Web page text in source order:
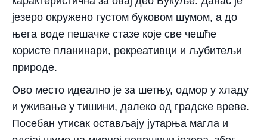
језеро окружено густом буковом шумом, а до
њега воде пешачке стазе које све чешће
користе планинари, рекреативци и љубитељи
природе.
Ово место идеално је за шетњу, одмор у хладу
и уживање у тишини, далеко од градске вреве.
Посебан утисак остављају јутарња магла и